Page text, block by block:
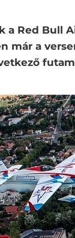
a Red Bull
már a